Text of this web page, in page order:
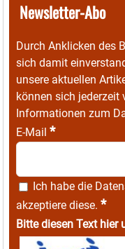
Newsletter-Abo
Durch Anklicken des
sich damit
unsere aktuellen
können sich jederzeit
Informationen zum
E-Mail *
Ich habe die
akzeptiere diese. *
Bitte diesen Text hier